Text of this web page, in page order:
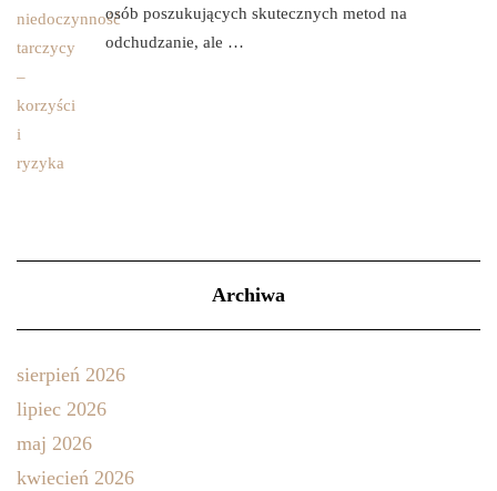
osób poszukujących skutecznych metod na
odchudzanie, ale …
Archiwa
sierpień 2026
lipiec 2026
maj 2026
kwiecień 2026